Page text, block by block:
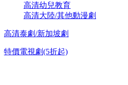
高清幼兒教育
高清大陸/其他動漫劇
高清泰劇/新加坡劇
特價電視劇(5折起)